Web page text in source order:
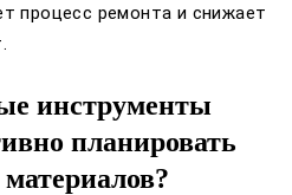
процесс ремонта и снижает
инструменты
планировать